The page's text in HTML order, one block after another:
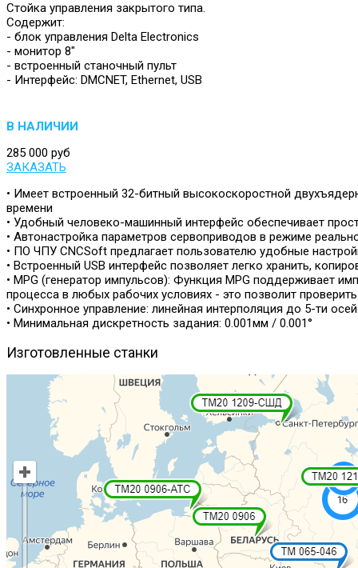
Стойка управления закрытого типа.
Содержит:
- блок управления Delta Electronics
- монитор 8"
- встроенный станочный пульт
- Интерфейс: DMCNET, Ethernet, USB
В НАЛИЧИИ
285 000 руб
ЗАКАЗАТЬ
• Имеет встроенный 32-битный высокоскоростной
времени
• Удобный человеко-машинный интерфейс обеспечивает
• Автонастройка параметров сервоприводов в режиме
• ПО ЧПУ CNCSoft предлагает пользователю удобные
• Встроенный USB интерфейс позволяет легко хранить,
• MPG (генератор импульсов): Функция MPG поддерживает
процесса в любых рабочих условиях - это позволит
• Синхронное управление: линейная интерполяция до 5-ти
• Минимальная дискретность задания: 0.001мм / 0.001°
Изготовленные станки